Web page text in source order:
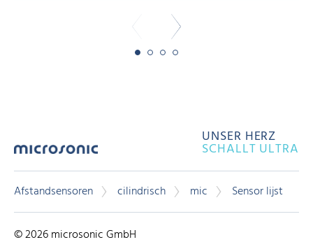
UNSER HERZ
SCHALLT ULTRA
Afstandsensoren cilindrisch mic Sensor lijst
© 2026 microsonic GmbH